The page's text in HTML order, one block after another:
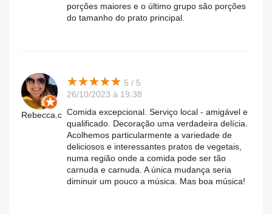
porções maiores e o último grupo são porções
do tamanho do prato principal.
Rebecca.c
★★★★★
★★★★★ 5 / 5
26/10/2023 à 19:38
Comida excepcional. Serviço local - amigável e
qualificado. Decoração uma verdadeira delícia.
Acolhemos particularmente a variedade de
deliciosos e interessantes pratos de vegetais,
numa região onde a comida pode ser tão
carnuda e carnuda. A única mudança seria
diminuir um pouco a música. Mas boa música!